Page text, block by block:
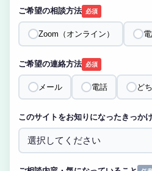
ご希望の相談方法 必須
Zoom（オンライン）
ご希望の連絡方法 必須
メール 電話 ど
このサイトをお知りになったきっか